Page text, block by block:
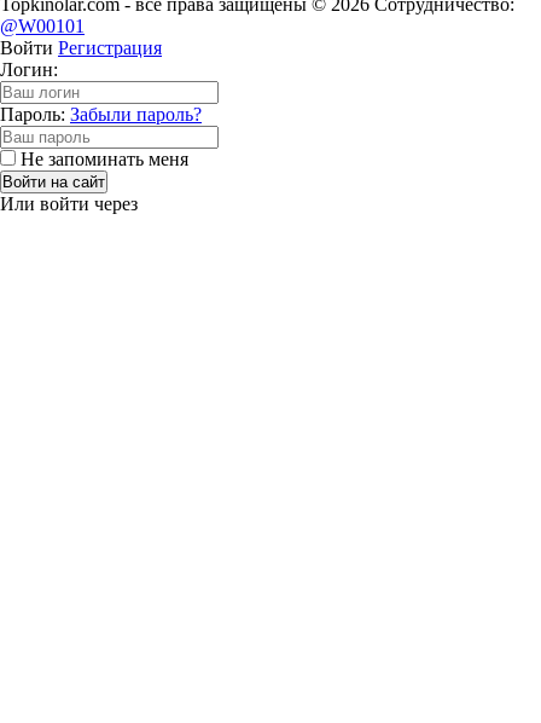
Topkinolar.com - все права защищены © 2026 Сотрудничество:
@W00101
Войти Регистрация
Логин:
Пароль: Забыли пароль?
Не запоминать меня
Войти на сайт
Или войти через